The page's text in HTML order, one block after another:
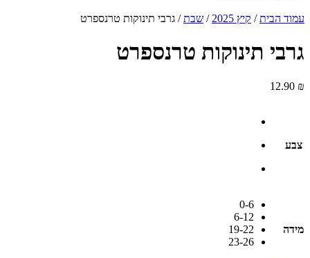
עמוד הבית/ קיץ 2025 / שבת/ גרבי תינוקות טרנספרט
גרבי תינוקות טרנספרט
12.90 ₪
צבע
מידה
0-6
6-12
19-22
23-26